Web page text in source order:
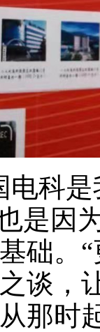
科是
是因
础。
谈，
那时